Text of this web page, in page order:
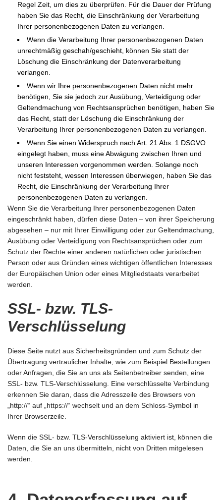
Regel Zeit, um dies zu überprüfen. Für die Dauer der Prüfung
haben Sie das Recht, die Einschränkung der Verarbeitung
Ihrer personenbezogenen Daten zu verlangen.
Wenn die Verarbeitung Ihrer personenbezogenen Daten
unrechtmäßig geschah/geschieht, können Sie statt der
Löschung die Einschränkung der Datenverarbeitung
verlangen.
Wenn wir Ihre personenbezogenen Daten nicht mehr
benötigen, Sie sie jedoch zur Ausübung, Verteidigung oder
Geltendmachung von Rechtsansprüchen benötigen, haben Sie
das Recht, statt der Löschung die Einschränkung der
Verarbeitung Ihrer personenbezogenen Daten zu verlangen.
Wenn Sie einen Widerspruch nach Art. 21 Abs. 1 DSGVO
eingelegt haben, muss eine Abwägung zwischen Ihren und
unseren Interessen vorgenommen werden. Solange noch
nicht feststeht, wessen Interessen überwiegen, haben Sie das
Recht, die Einschränkung der Verarbeitung Ihrer
personenbezogenen Daten zu verlangen.
Wenn Sie die Verarbeitung Ihrer personenbezogenen Daten
eingeschränkt haben, dürfen diese Daten – von ihrer Speicherung
abgesehen – nur mit Ihrer Einwilligung oder zur Geltendmachung,
Ausübung oder Verteidigung von Rechtsansprüchen oder zum
Schutz der Rechte einer anderen natürlichen oder juristischen
Person oder aus Gründen eines wichtigen öffentlichen Interesses
der Europäischen Union oder eines Mitgliedstaats verarbeitet
werden.
SSL- bzw. TLS-
Verschlüsselung
Diese Seite nutzt aus Sicherheitsgründen und zum Schutz der
Übertragung vertraulicher Inhalte, wie zum Beispiel Bestellungen
oder Anfragen, die Sie an uns als Seitenbetreiber senden, eine
SSL- bzw. TLS-Verschlüsselung. Eine verschlüsselte Verbindung
erkennen Sie daran, dass die Adresszeile des Browsers von
„http://“ auf „https://“ wechselt und an dem Schloss-Symbol in
Ihrer Browserzeile.
Wenn die SSL- bzw. TLS-Verschlüsselung aktiviert ist, können die
Daten, die Sie an uns übermitteln, nicht von Dritten mitgelesen
werden.